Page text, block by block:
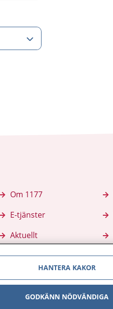
Om 1177
E-tjänster
Aktuellt
HANTERA KAKOR
GODKÄNN NÖDVÄNDIGA